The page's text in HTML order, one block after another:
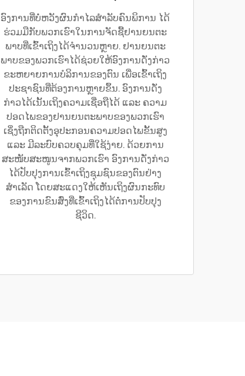
ອົງການທີ່ບໍ່ຫວັງຜົນກຳໄລສຳລັບຄົນພິການ ໄດ້
ຮ່ວມມືກັບພວກເຮົາໃນການຈັດຊື້ຢານຍນຕະ
ພາບທີ່ເຂົ້າເຖິງໄດ້ຈຳນວນຫຼາຍ. ຢານຍນຕະ
ພາບຂອງພວກເຮົາໄດ້ຊ່ວຍໃຫ້ອົງການດັ່ງກ່າວ
ຂະຫຍາຍການບໍລິການຂອງຕົນ ເພື່ອເຂົ້າເຖິງ
ປະຊາຊົນທີ່ຕ້ອງການຫຼາຍຂຶ້ນ. ອົງການດັ່ງ
ກ່າວໄດ້ເນັ້ນເຖິງຄວາມເຊື່ອຖືໄດ້ ແລະ ຄວາມ
ປອດໄພຂອງຢານຍນຕະພາບຂອງພວກເຮົາ
ເຊິ່ງຖືກຕິດຕັ້ງອຸປະກອນຄວາມປອດໄພຂັ້ນສູງ
ແລະ ມີລະບົບຄວບຄຸມທີ່ໃຊ້ງ່າຍ. ດ້ວຍການ
ສະໜັບສະໜູນຈາກພວກເຮົາ ອົງການດັ່ງກ່າວ
ໄດ້ປັບປຸງການເຂົ້າເຖິງຊຸມຊົນຂອງຕົນຢ່າງ
ສຳເລັດ ໂດຍສະແດງໃຫ້ເຫັນເຖິງຜົນກະທົບ
ຂອງການຂົນສົ່ງທີ່ເຂົ້າເຖິງໄດ້ຕໍ່ການປັບປຸງ
ຊີວິດ.